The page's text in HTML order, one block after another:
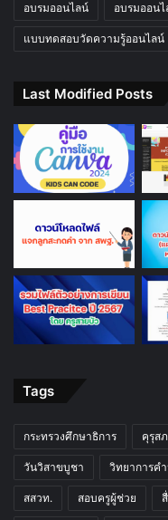
อบรมออนไลน์ อบรมออน
แบบทดสอบวัดความรู้ออนไลน์
Last Modified Posts
Tags
กระทรวงศึกษาธิการ คุรุส
วันวิสาขบูชา วิทยาการค
สสวท. สอบครูผู้ช่วย